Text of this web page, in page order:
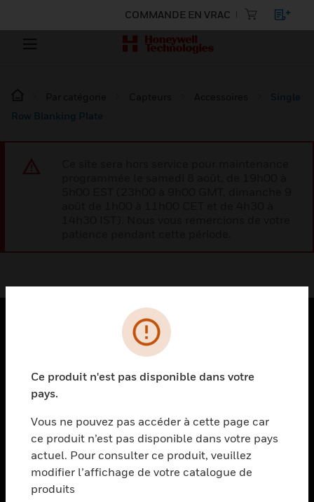
COMMANDE EN VRAC
Single
Row Blanking Plate
toggle view
SOLUTIONS
SECTEURS
toggle view
ASSISTANCE
toggle view
EMPLOIS
Ce produit n'est pas disponible dans votre
pays.
Vous ne pouvez pas accéder à cette page car
ce produit n’est pas disponible dans votre pays
actuel. Pour consulter ce produit, veuillez
modifier l’affichage de votre catalogue de
produits